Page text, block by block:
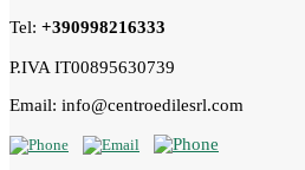
Tel: +390998216333
P.IVA IT00895630739
Email: info@centroedilesrl.com